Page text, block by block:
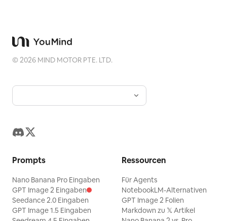
©2026 MIND MOTOR PTE. LTD.
Prompts
Nano Banana Pro Eingaben
GPT Image 2 Eingaben
Seedance 2.0 Eingaben
GPT Image 1.5 Eingaben
Ressourcen
Für Agents
NotebookLM-Alternativen
GPT Image 2 Folien
Markdown zu 𝕏 Artikel